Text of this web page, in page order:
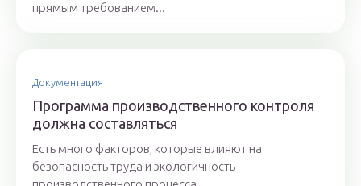
прямым требованием...
Документация
Программа производственного контроля
должна составляться
Есть много факторов, которые влияют на
безопасность труда и экологичность